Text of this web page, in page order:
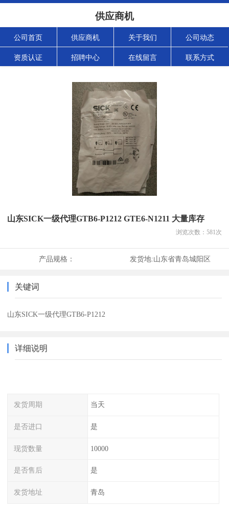
供应商机
公司首页 供应商机 关于我们 公司动态
资质认证 招聘中心 在线留言 联系方式
山东SICK一级代理GTB6-P1212 GTE6-N1211 大量库存
浏览次数： 581次
产品规格： 发货地:山东省青岛城阳区
关键词
山东SICK一级代理GTB6-P1212
详细说明
发货周期 当天
是否进口 是
现货数量 10000
是否售后 是
发货地址 青岛